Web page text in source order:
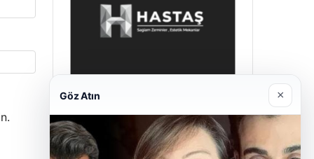
Enes Kaplan Avukatlık Bürosu
28/04/2026
Göz Atın ×